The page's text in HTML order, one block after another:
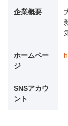
企業概要
ホームペー
ジ
SNSアカウ
ント